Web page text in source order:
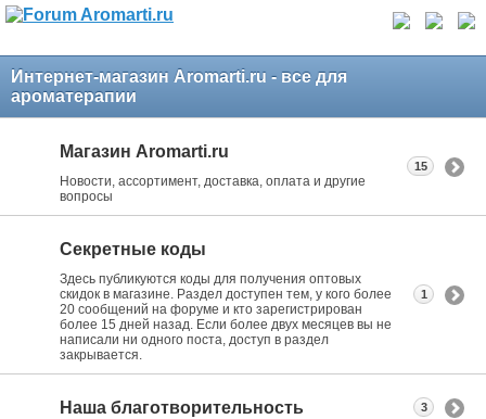
Интернет-магазин Aromarti.ru - все для
ароматерапии
Магазин Aromarti.ru
Новости, ассортимент, доставка, оплата и другие
вопросы
15
Секретные коды
Здесь публикуются коды для получения оптовых
скидок в магазине. Раздел доступен тем, у кого более
20 сообщений на форуме и кто зарегистрирован
более 15 дней назад. Если более двух месяцев вы не
написали ни одного поста, доступ в раздел
закрывается.
1
Наша благотворительность 3